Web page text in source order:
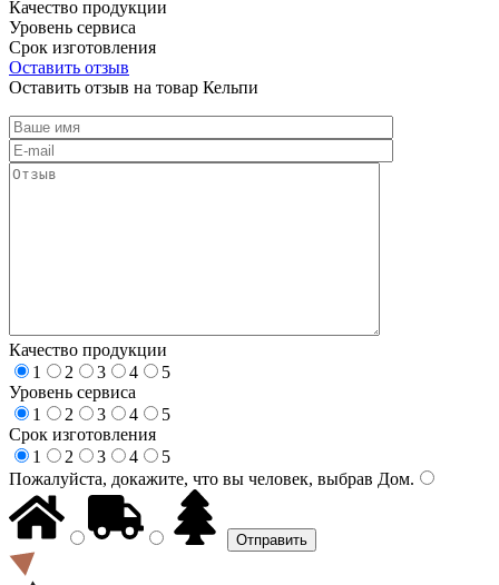
Качество продукции
Уровень сервиса
Срок изготовления
Оставить отзыв
Оставить отзыв на товар Кельпи
Качество продукции
1
2 3 4
5
Уровень сервиса
1
2 3 4
5
Срок изготовления
1
2 3 4
5
Пожалуйста, докажите, что вы человек, выбрав Дом.